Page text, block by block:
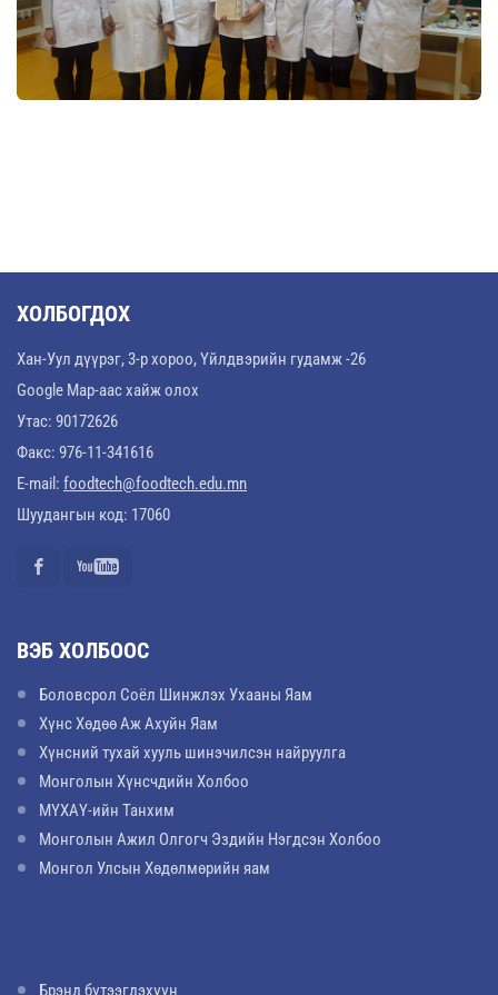
ХОЛБОГДОХ
Хан-Уул дүүрэг, 3-р хороо, Үйлдвэрийн гудамж -26
Google Map-аас хайж олох
Утас: 90172626
Факс: 976-11-341616
E-mail: foodtech@foodtech.edu.mn
Шуудангын код: 17060
ВЭБ ХОЛБООС
Боловсрол Соёл Шинжлэх Ухааны Яам
Хүнс Хөдөө Аж Ахуйн Яам
Хүнсний тухай хууль шинэчилсэн найруулга
Монголын Хүнсчдийн Холбоо
МҮХАҮ-ийн Танхим
Монголын Ажил Олгогч Эздийн Нэгдсэн Холбоо
Монгол Улсын Хөдөлмөрийн яам
Брэнд бүтээгдэхүүн